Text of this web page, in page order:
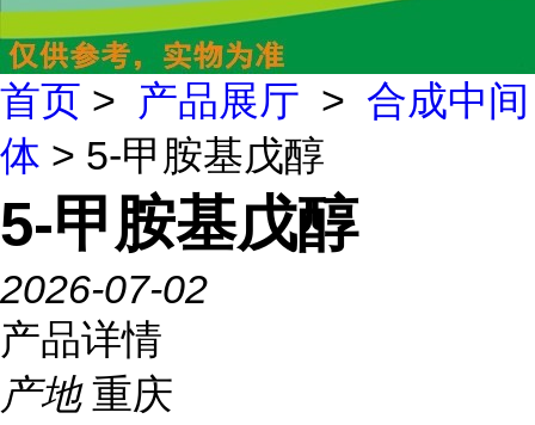
首页 > 产品展厅 > 合成中间
体 > 5-甲胺基戊醇
5-甲胺基戊醇
2026-07-02
产品详情
产地 重庆